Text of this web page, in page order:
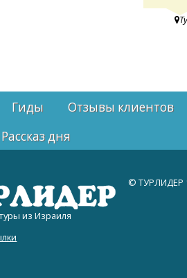
Гиды Отзывы клиентов
Рассказ дня
© ТУРЛИДЕР
из Израиля